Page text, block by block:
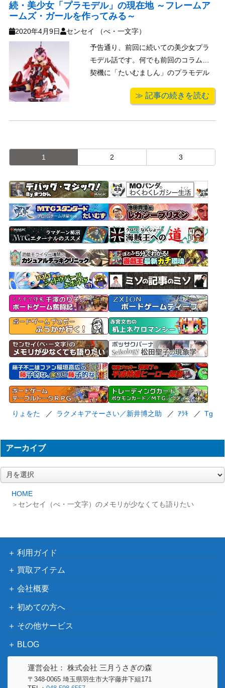
HOME
センセイ（べ・一文字）のメモリが少なくても語りたい
続・美少女「プラモデル」の現在地 ～フレームア
ームズ・ガールを作ってみる～
2020年4月9日
センセイ （べ・一文字）
予告通り、前回に続いての美少女プラ
モデル話です。何でも前回のコラムを
契機に「たいむましん」のプラモデル
たとか…。な、なんつーバタフライエ
経験と記憶がベースの視野の狭めなお
略です。 ...
≫ 記事の続きを読む
1 2 3
りょをた ラクメキアそーさい／新井博之助 ｱﾗｷ Tg
アーカイブ
ー
利用ガイド
買取アイテム
会社概要
初めての方へ
その他サービス
BLOG
運営会社： 株式会社 三月うさぎの森
〒348-0065 埼玉県羽生市大字藤井下組171